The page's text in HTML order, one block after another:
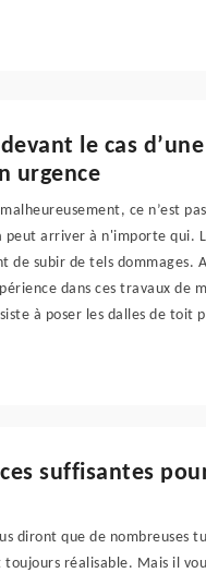
le cas
urgence
ce n’est
arriver à n'importe qui.
de subir de tels dommages.
dans ces travaux de
à poser les dalles de toit
suffisantes
diront que de nombreuses
réalisable. Mais il